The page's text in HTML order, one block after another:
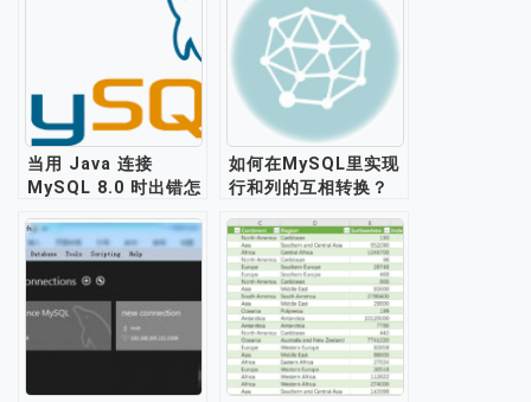
当用 Java 连接
MySQL 8.0 时出错怎
如何在MySQL里实现
行和列的互相转换？